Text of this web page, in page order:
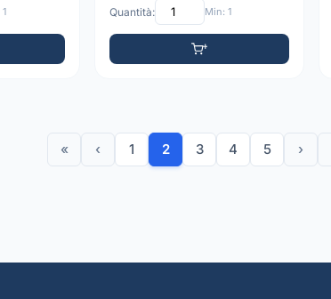
Quantità: Min: 1
« ‹ 1 2 3 4 5 ›